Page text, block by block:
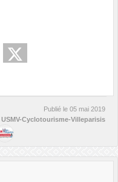
Publié le 05 mai 2019
USMV-Cyclotourisme-Villeparisis